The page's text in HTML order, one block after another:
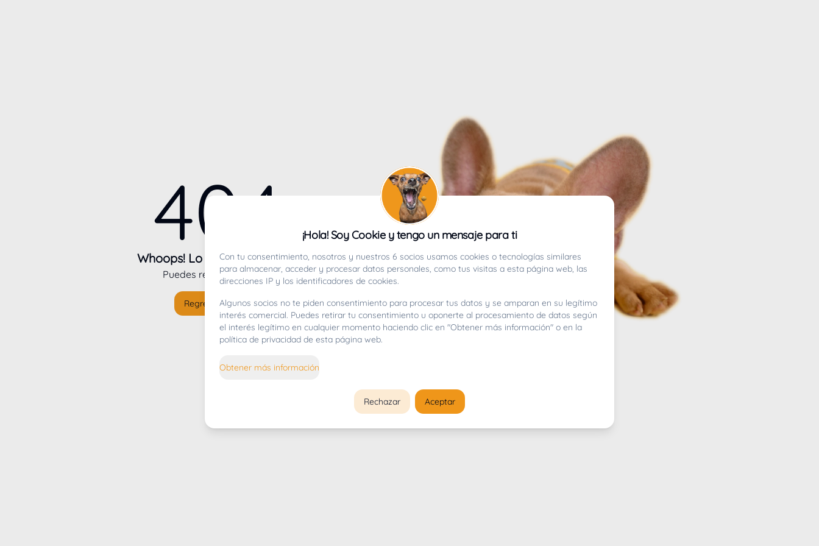
404
Whoops! Lo sentimos mucho.
Puedes regresar alinicio
Regresar al inicio
¡Hola! Soy Cookie y tengo un mensaje para ti
Con tu consentimiento, nosotros y nuestros 6 socios usamos cookies o tecnologías similares
para almacenar, acceder y procesar datos personales, como tus visitas a esta página web, las
direcciones IP y los identificadores de cookies.
Algunos socios no te piden consentimiento para procesar tus datos y se amparan en su legítimo
interés comercial. Puedes retirar tu consentimiento u oponerte al procesamiento de datos según
el interés legítimo en cualquier momento haciendo clic en "Obtener más información" o en la
política de privacidad de esta página web.
Obtener más información
Rechazar Aceptar